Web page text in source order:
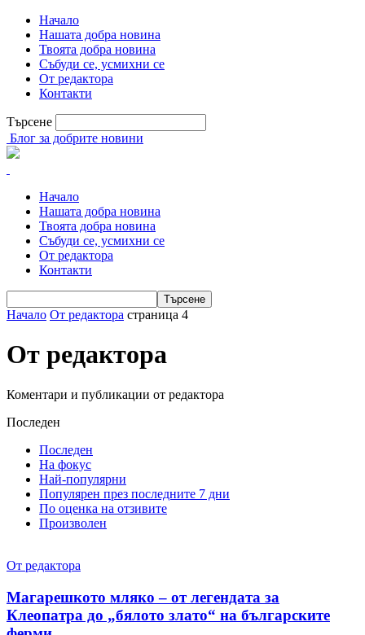
Начало
Нашата добра новина
Твоята добра новина
Събуди се, усмихни се
От редактора
Контакти
Търсене
Блог за добрите новини
Начало
Нашата добра новина
Твоята добра новина
Събуди се, усмихни се
От редактора
Контакти
Начало От редактора страница 4
От редактора
Коментари и публикации от редактора
Последен
Последен
На фокус
Най-популярни
Популярен през последните 7 дни
По оценка на отзивите
Произволен
От редактора
Магарешкото мляко – от легендата за
Клеопатра до „бялото злато“ на българските